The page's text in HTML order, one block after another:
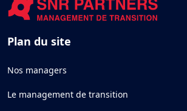
Plan du site
Nos managers
Le management de transition